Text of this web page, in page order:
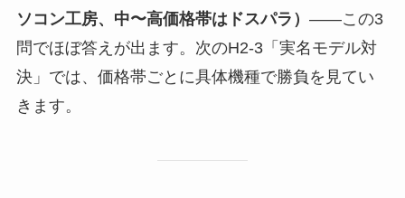
ソコン工房、中〜高価格帯はドスパラ） ——この3
問でほぼ答えが出ます。次のH2-3「実名モデル対
決」では、価格帯ごとに具体機種で勝負を見てい
きます。